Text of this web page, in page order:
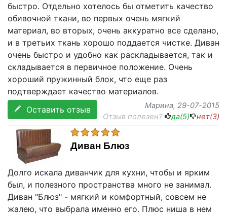
быстро. Отдельно хотелось бы отметить качество
обивочной ткани, во первых очень мягкий
материал, во вторых, очень аккуратно все сделано,
и в третьих ткань хорошо поддается чистке. Диван
очень быстро и удобно как раскладывается, так и
складывается в первичное положение. Очень
хороший пружинный блок, что еще раз
подтверждает качество материалов.
Оставить отзыв
Марина, 29-07-2015
Отзыв полезен?
да(5) нет(3)
Диван Блюз
Долго искала диванчик для кухни, чтобы и ярким
был, и полезного пространства много не занимал.
Диван "Блюз" - мягкий и комфортный, совсем не
жалею, что выбрала именно его. Плюс ниша в нем